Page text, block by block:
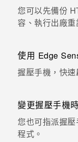
您可以先備份
容、執行出廠
使用 Edge
握壓手機，快速
變更握壓手機
您也可指派握
程式。